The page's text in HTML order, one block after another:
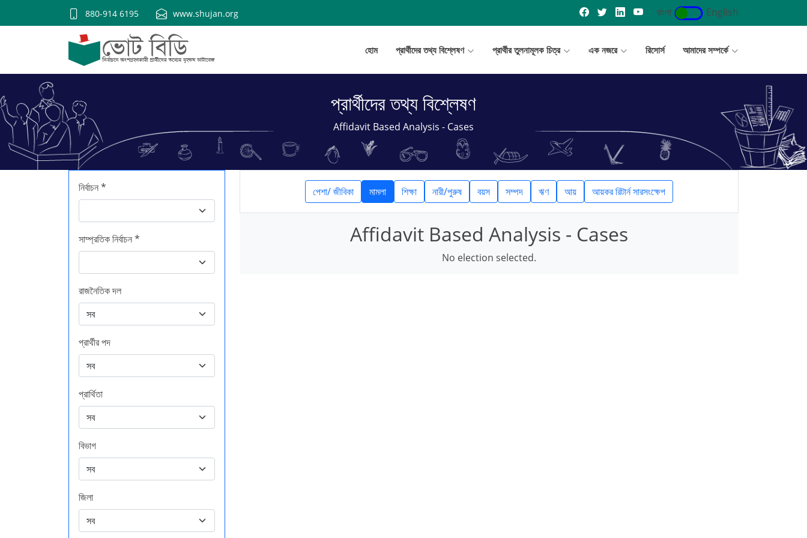
880-914 6195 www.shujan.org বাংলা English
হোম প্রার্থীদের তথ্য বিশ্লেষণ প্রার্থীর তুলনামূলক চিত্র এক নজরে রিসোর্স আমাদের সম্পর্কে
প্রার্থীদের তথ্য বিশ্লেষণ
Affidavit Based Analysis - Cases
নির্বাচন *
সাম্প্রতিক নির্বাচন *
রাজনৈতিক দল
প্রার্থীর পদ
প্রার্থিতা
বিভাগ
জিলা
পেশা/ জীবিকা মামলা শিক্ষা নারী/পুরুষ বয়স সম্পদ ঋণ আয় আয়কর রিটার্ন সারসংক্ষেপ
Affidavit Based Analysis - Cases
No election selected.